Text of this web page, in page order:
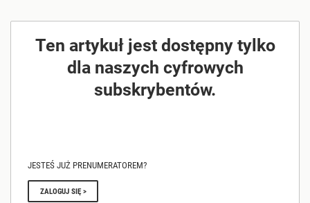
Ten artykuł jest dostępny tylko
dla naszych cyfrowych
subskrybentów.
JESTEŚ JUŻ PRENUMERATOREM?
ZALOGUJ SIĘ >